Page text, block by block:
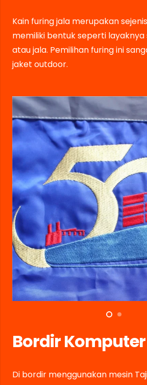
Kain furing jala merupakan
memiliki bentuk seperti layaknya
atau jala. Pemilihan furing ini
jaket outdoor.
Bordir Komputer
Di bordir menggunakan mesin